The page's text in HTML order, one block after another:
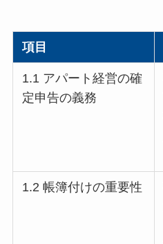
項目
1.1 アパート経営の確
定申告の義務
1.2 帳簿付けの重要性